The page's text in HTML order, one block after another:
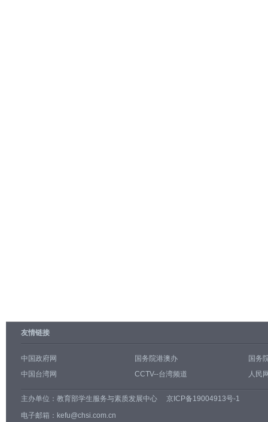
友情链接
中国政府网 国务院港澳办
国务
中国台湾网
CCTV--台湾频道 人民
主办单位： 教育部学生服务与素质发展中心
京ICP备19004913号-1
电子邮箱：kefu@chsi.com.cn